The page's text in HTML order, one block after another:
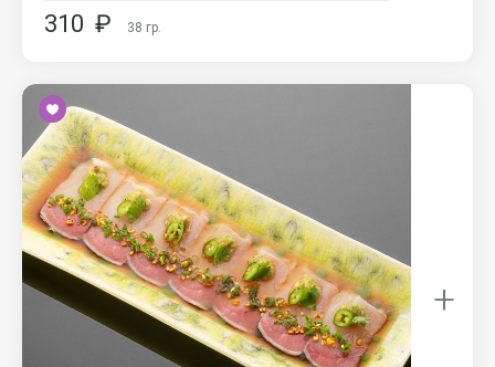
310 ₽ 38 гр.
+